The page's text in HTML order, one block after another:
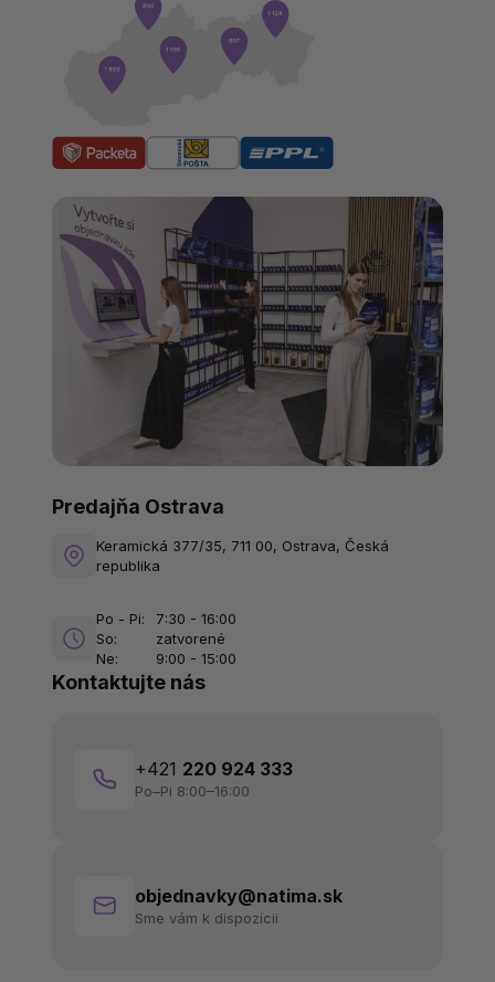
Kontaktujte nás
+421 220 924 333
Po–Pi 8:00–16:00
objednavky@natima.sk
Sme vám k dispozícii
Predajňa Ostrava
Keramická 377/35, 711 00, Ostrava, Česká
republika
Po - Pi:
7:30 - 16:00
So:
zatvorené
Ne:
9:00 - 15:00